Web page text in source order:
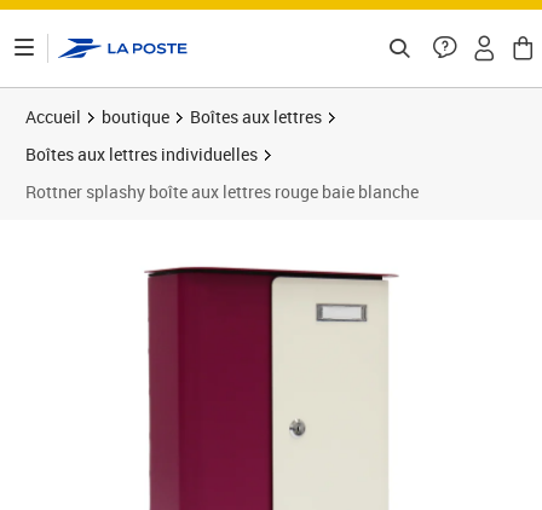
Accueil boutique
Boîtes aux lettres
Boîtes aux lettres individuelles
Rottner splashy boîte aux lettres rouge baie blanche